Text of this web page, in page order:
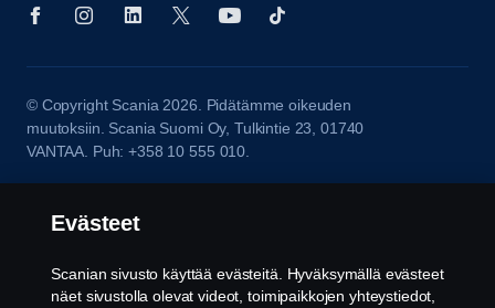
© Copyright Scania 2026. Pidätämme oikeuden
muutoksiin. Scania Suomi Oy, Tulkintie 23, 01740
VANTAA. Puh: +358 10 555 010.
Evästeet
Scanian sivusto käyttää evästeitä. Hyväksymällä evästeet
näet sivustolla olevat videot, toimipaikkojen yhteystiedot,